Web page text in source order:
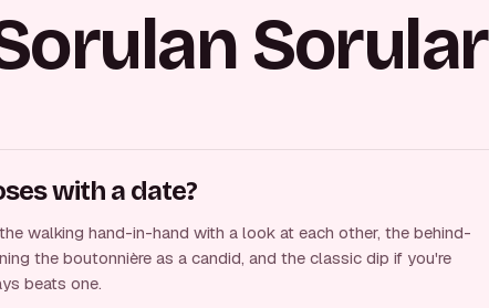
Sorular
with a date?
walking hand-in-hand with a look at each other, the behind-
the boutonnière as a candid, and the classic dip if you're
beats one.